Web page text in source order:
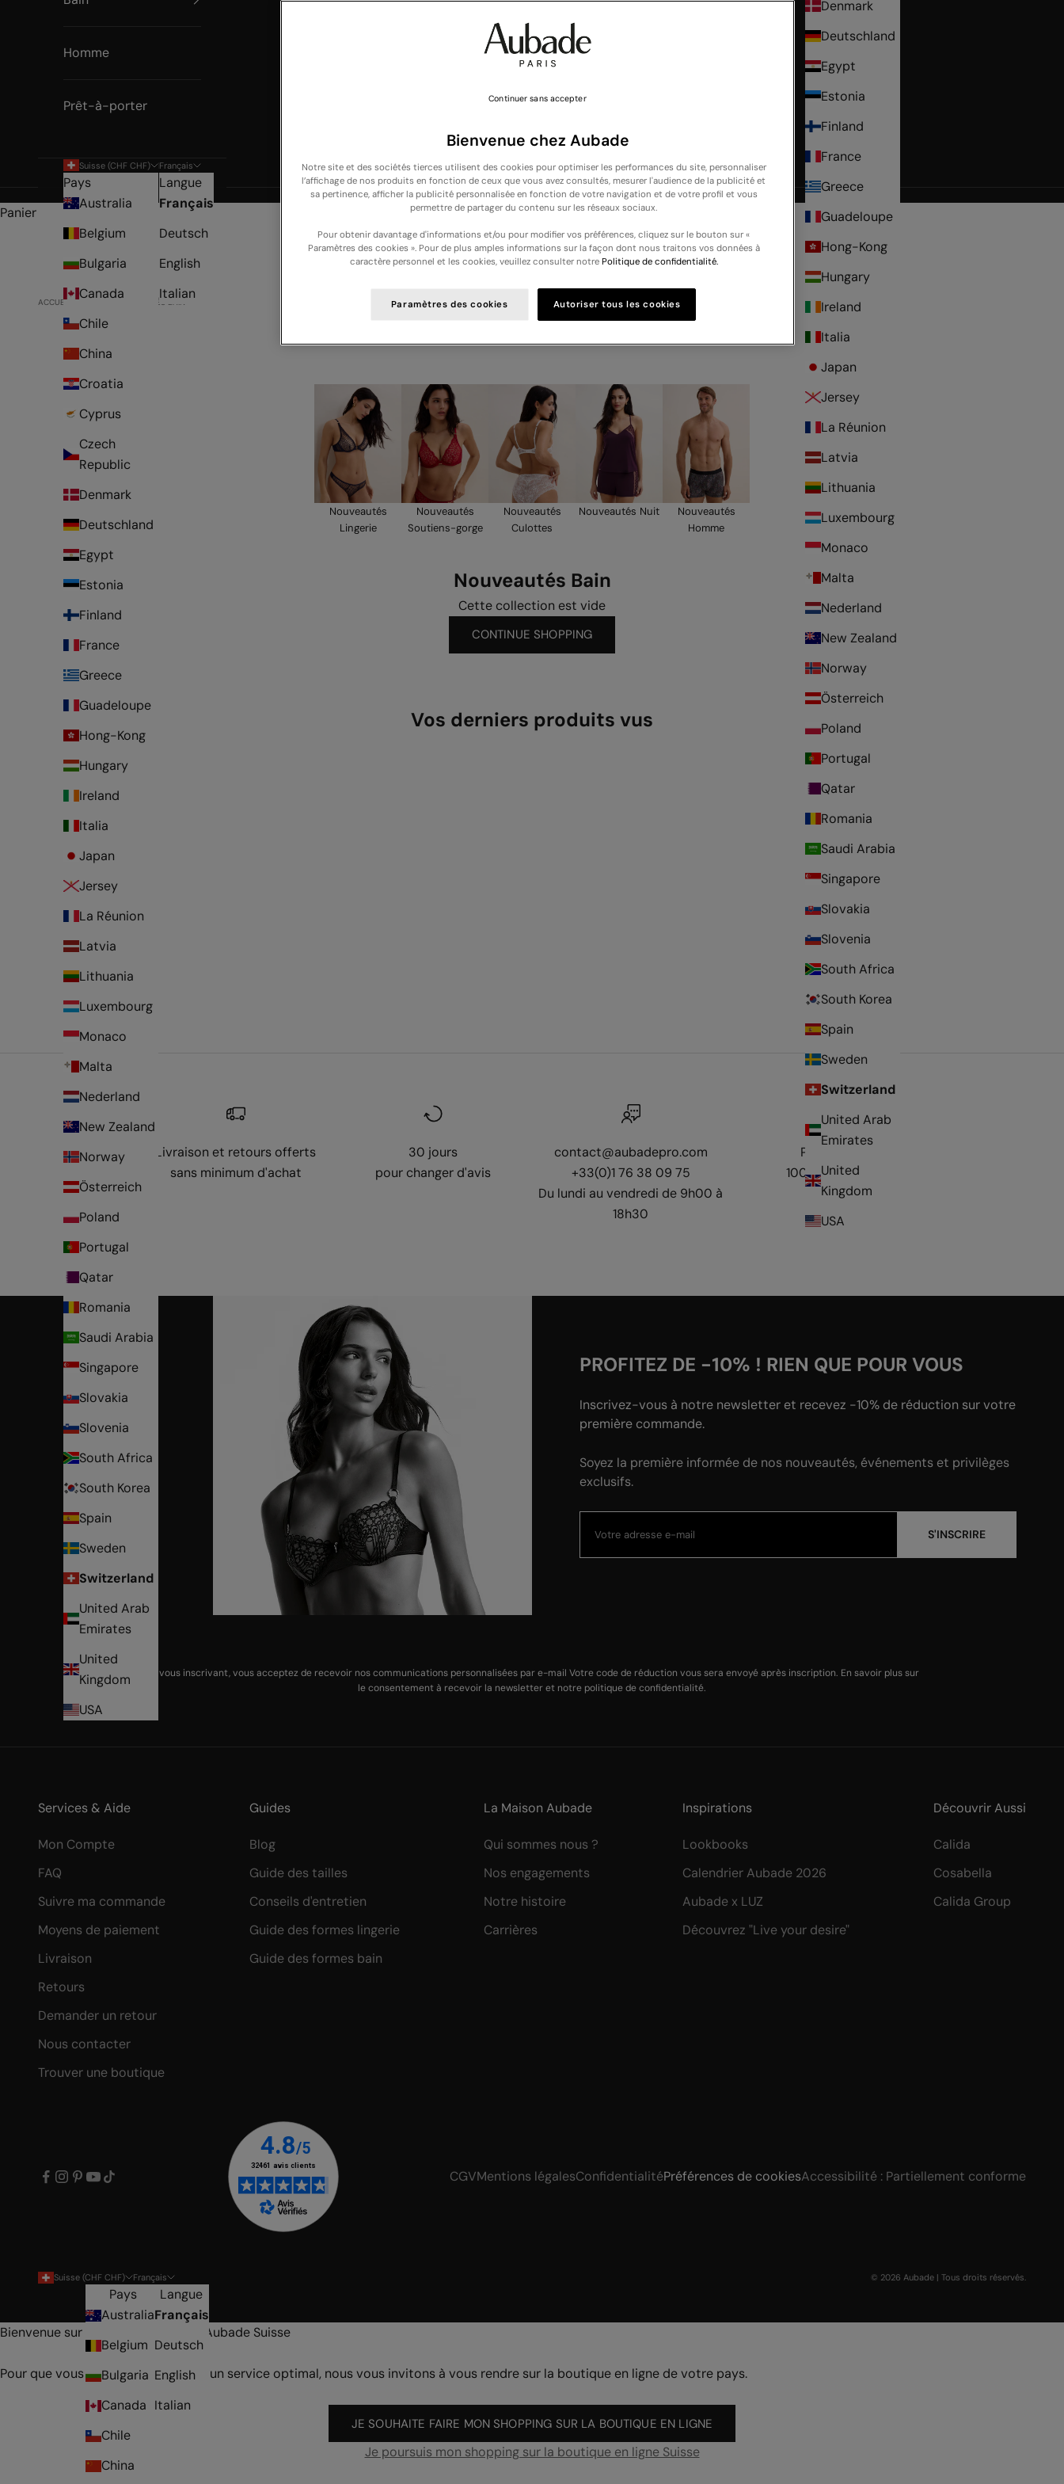
Denmark
Deutschland
Egypt
Estonia
Finland
France
Greece
Guadeloupe
Hong-Kong
Hungary
Ireland
Italia
Japan
Jersey
La Réunion
Latvia
Lithuania
Luxembourg
Monaco
Malta
Nederland
New Zealand
Norway
Österreich
Poland
Portugal
Qatar
Romania
Saudi Arabia
Singapore
Slovakia
Slovenia
South Africa
South Korea
Spain
Sweden
Switzerland
United Arab
Emirates
United
Kingdom
USA
Homme
Prêt-à-porter
Suisse (CHF CHF)
Pays
Australia
Belgium
Bulgaria
Canada
Chile
China
Croatia
Cyprus
Czech
Republic
Denmark
Deutschland
Egypt
Estonia
Finland
France
Greece
Guadeloupe
Hong-Kong
Hungary
Ireland
Italia
Japan
Jersey
La Réunion
Latvia
Lithuania
Luxembourg
Monaco
Malta
Nederland
New Zealand
Norway
Österreich
Poland
Portugal
Qatar
Romania
Saudi Arabia
Singapore
Slovakia
Slovenia
South Africa
South Korea
Spain
Sweden
Switzerland
United Arab
Emirates
United
Kingdom
USA
Français
Langue
Italian
Français
Deutsch
English
NOUVELLE COLLECTION : Découvrez nos nouveautés lingerie et nuit -Découvrir
Panier
Votre panier est vide
ACCUEIL NOUVEAUTÉS BAIN Nouveautés Bain
Nouveautés
Lingerie
Nouveautés
Soutiens-gorge
Nouveautés
Culottes
Nouveautés Nuit
Nouveautés
Homme
Nouveautés Bain
Cette collection est vide
CONTINUE SHOPPING
Vos derniers produits vus
Livraison et retours offerts
sans minimum d'achat
30 jours
pour changer d'avis
contact@aubadepro.com
+33(0)1 76 38 09 75
Du lundi au vendredi de 9h00 à
18h30
Paiement
100% sécurisé
PROFITEZ DE -10% ! RIEN QUE POUR VOUS
Inscrivez-vous à notre newsletter et recevez -10% de réduction sur votre
première commande.
Soyez la première informée de nos nouveautés, événements et privilèges
exclusifs.
S'INSCRIRE
En vous inscrivant, vous acceptez de recevoir nos communications personnalisées par e-mail Votre code de réduction vous sera envoyé après inscription. En savoir plus sur
leconsentement à recevoir la newsletteret notre politique de confidentialité.
Services & Aide
Mon Compte
FAQ
Suivre ma commande
Moyens de paiement
Livraison
Retours
Demander un retour
Nous contacter
Trouver une boutique
Guides
Blog
Guide des tailles
Conseils d'entretien
Guide des formes lingerie
Guide des formes bain
La Maison Aubade
Qui sommes nous ?
Nos engagements
Notre histoire
Carrières
Inspirations
Lookbooks
Calendrier Aubade 2026
Aubade x LUZ
Découvrez "Live your desire"
Découvrir Aussi
Calida
Cosabella
Calida Group
CGVMentions légalesConfidentialitéPréférences de cookiesAccessibilité : Partiellement conforme
Suisse (CHF CHF)
Pays
Australia
Belgium
Bulgaria
Canada
Chile
China
Français
Langue
Italian
Français
Deutsch
English
© 2026 Aubade | Tous droits réservés.
Bienvenue sur la boutique en ligne Aubade Suisse
Pour que vous puissiez bénéficier d'un service optimal, nous vous invitons à vous rendre sur la boutique en ligne de votre pays.
JE SOUHAITE FAIRE MON SHOPPING SUR LA BOUTIQUE EN LIGNE
Je poursuis mon shopping sur la boutique en ligne Suisse
Bienvenue chez Aubade
Notre site et des sociétés tierces utilisent des cookies pour optimiser les performances du site, personnaliser
l’affichage de nos produits en fonction de ceux que vous avez consultés, mesurer l'audience de la publicité et
sa pertinence, afficher la publicité personnalisée en fonction de votre navigation et de votre profil et vous
permettre de partager du contenu sur les réseaux sociaux.
Pour obtenir davantage d'informations et/ou pour modifier vos préférences, cliquez sur le bouton sur «
Paramètres des cookies ». Pour de plus amples informations sur la façon dont nous traitons vos données à
caractère personnel et les cookies, veuillez consulter notre Politique de confidentialité.
Paramètres des cookies Autoriser tous les cookies
Continuer sans accepter